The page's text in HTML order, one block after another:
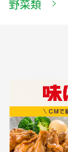
野菜類